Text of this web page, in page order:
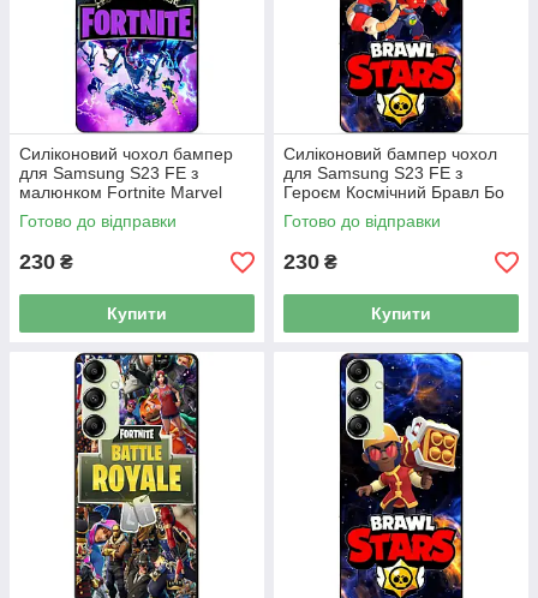
Силіконовий чохол бампер
для Samsung S23 FE з
малюнком Fortnite Marvel
Фортнайт Марвел
Готово до відправки
230 ₴
Купити
Силіконовий бампер чохол
для Samsung S23 FE з
Героєм Космічний Бравл Бо
Готово до відправки
230 ₴
Купити